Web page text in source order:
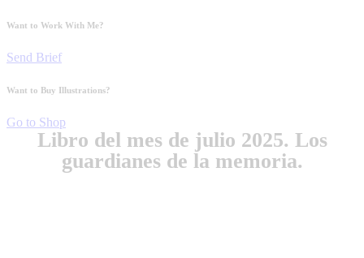
Want to Work With Me?
Send Brief
Want to Buy Illustrations?
Go to Shop
Libro del mes de julio 2025. Los
guardianes de la memoria.